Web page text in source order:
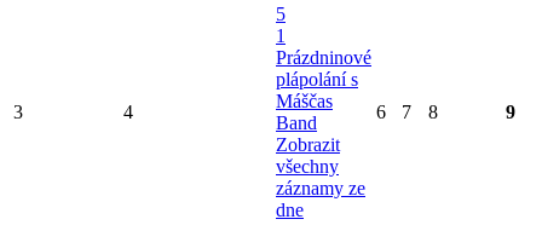
3 4
5
1
Prázdninové
plápolání s
Máščas
Band
Zobrazit
všechny
záznamy ze
dne
6 7 8 9